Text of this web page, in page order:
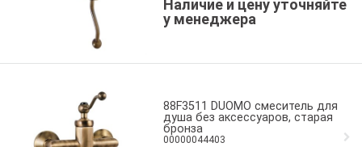
Наличие и цену уточняйте
у менеджера
88F3511 DUOMO смеситель для
душа без аксессуаров, старая
бронза
00000044403